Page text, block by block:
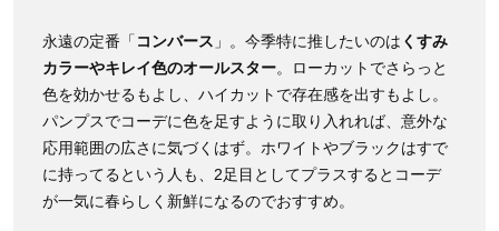
永遠の定番「 コンバース 」。今季特に推したいのは くすみ
カラーやキレイ色のオールスター。ローカットでさらっと
色を効かせるもよし、ハイカットで存在感を出すもよし。
パンプスでコーデに色を足すように取り入れれば、意外な
応用範囲の広さに気づくはず。ホワイトやブラックはすで
に持ってるという人も、2足目としてプラスするとコーデ
が一気に春らしく新鮮になるのでおすすめ。